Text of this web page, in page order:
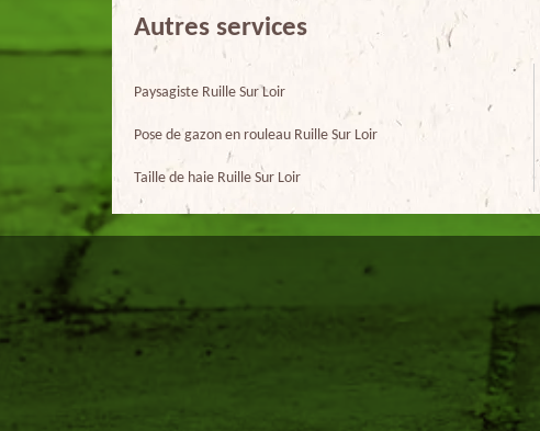
Autres services
Paysagiste Ruille Sur Loir
Pose de gazon en rouleau Ruille Sur Loir
Taille de haie Ruille Sur Loir